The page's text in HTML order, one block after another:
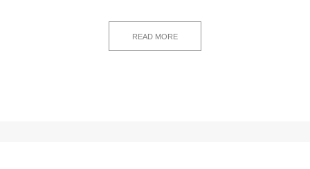
READ MORE